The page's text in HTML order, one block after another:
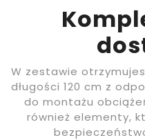
W zestawie
długości 120 cm z
do montażu
również elementy,